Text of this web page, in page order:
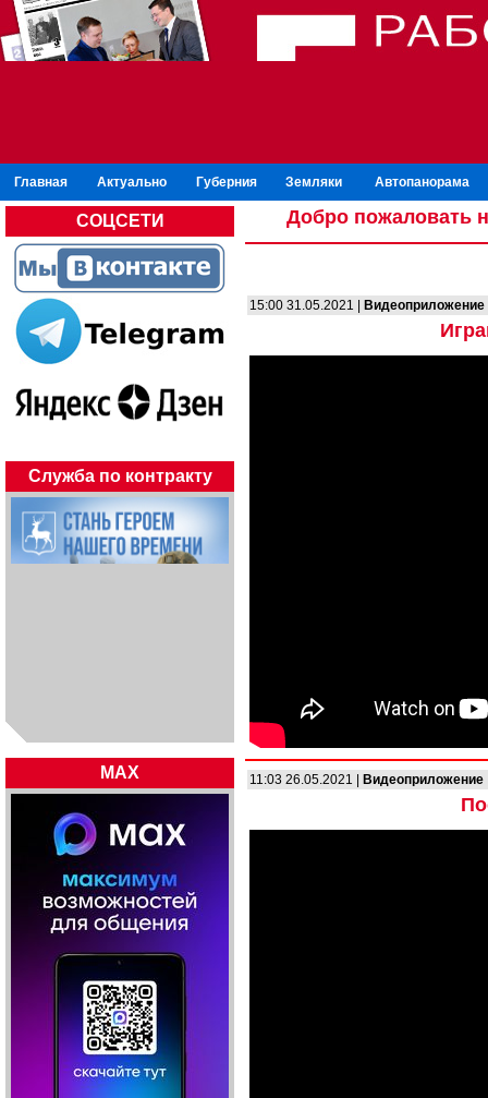
Главная Актуально Губерния Земляки Автопанорама
СОЦСЕТИ
Служба по контракту
MAX
Добро пожаловать
15:00 31.05.2021 | Видеоприложение
11:03 26.05.2021 | Видеоприложение